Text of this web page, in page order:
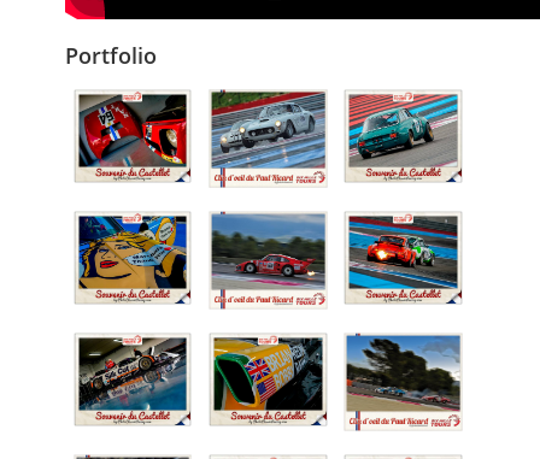
Portfolio